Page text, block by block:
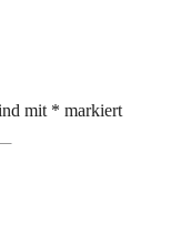
mit * markiert